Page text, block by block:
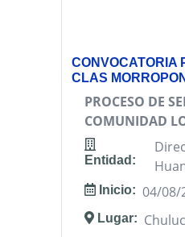
CONVOCATORIA
CLAS MORROPON
PROCESO DE
COMUNIDAD
Entidad:
Inicio: 04/08/
Lugar: